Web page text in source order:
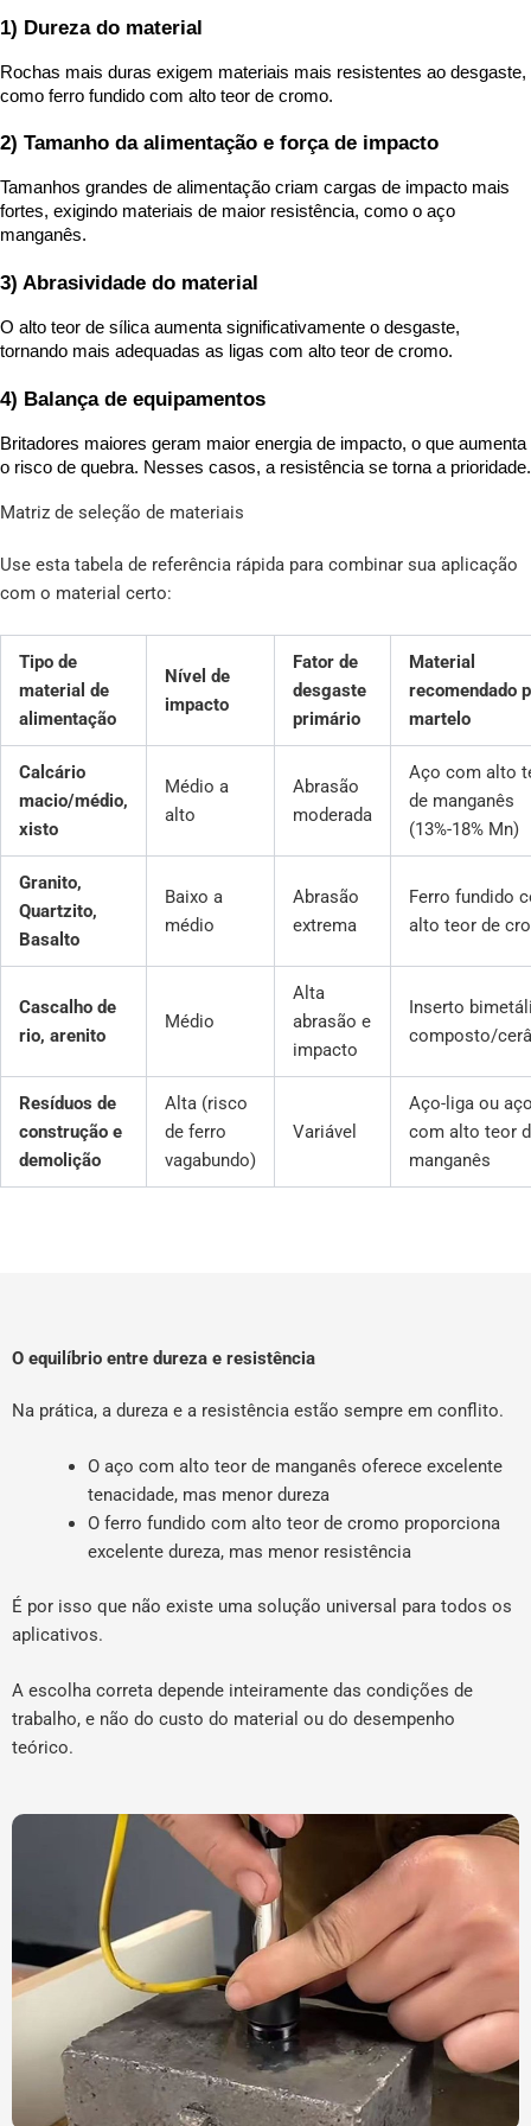
1) Dureza do material
Rochas mais duras exigem materiais mais resistentes ao desgaste,
como ferro fundido com alto teor de cromo.
2) Tamanho da alimentação e força de impacto
Tamanhos grandes de alimentação criam cargas de impacto mais
fortes, exigindo materiais de maior resistência, como o aço
manganês.
3) Abrasividade do material
O alto teor de sílica aumenta significativamente o desgaste,
tornando mais adequadas as ligas com alto teor de cromo.
4) Balança de equipamentos
Britadores maiores geram maior energia de impacto, o que aumenta
o risco de quebra. Nesses casos, a resistência se torna a prioridade.
Matriz de seleção de materiais
Use esta tabela de referência rápida para combinar sua aplicação
com o material certo:
Tipo de
material de
alimentação
Nível de
impacto
Fator de
desgaste
primário
Material
recomendado
martelo
Calcário
macio/médio,
xisto
Médio a
alto
Abrasão
moderada
Aço com alto
de manganês
(13%-18% Mn)
Granito,
Quartzito,
Basalto
Baixo a
médio
Abrasão
extrema
Ferro fundido
alto teor de
Cascalho de
rio, arenito
Médio
Alta
abrasão e
impacto
Inserto
composto/
Resíduos de
construção e
demolição
Alta (risco
de ferro
vagabundo)
Variável
Aço-liga ou
com alto teor
manganês
O equilíbrio entre dureza e resistência
Na prática, a dureza e a resistência estão sempre em conflito.
O aço com alto teor de manganês oferece excelente
tenacidade, mas menor dureza
O ferro fundido com alto teor de cromo proporciona
excelente dureza, mas menor resistência
É por isso que não existe uma solução universal para todos os
aplicativos.
A escolha correta depende inteiramente das condições de
trabalho, e não do custo do material ou do desempenho
teórico.